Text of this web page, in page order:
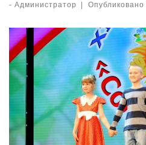
- Администратор Опубликовано